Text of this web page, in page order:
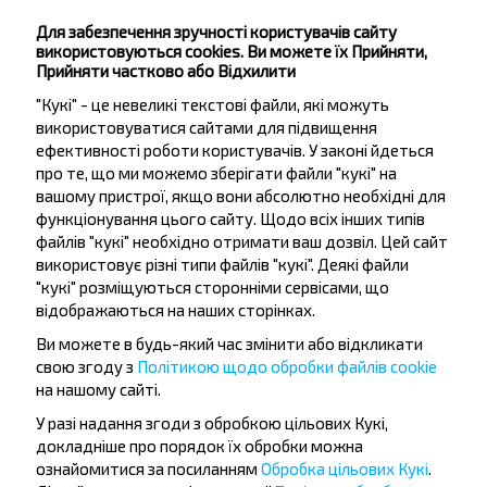
Новые Пески
Контора
Старые Пески(Заслонова)
Старые Пески(Чапаева)
Магазин
Старые Пески-1
Бажаєте
подорожувати
дешевше?
Для забезпечення зручності користувачів сайту
використовуються cookies. Ви можете їх Прийняти,
Прийняти частково або Відхилити
"Кукі" - це невеликі текстові файли, які можуть
використовуватися сайтами для підвищення
ефективності роботи користувачів. У законі йдеться
про те, що ми можемо зберігати файли "кукі" на
вашому пристрої, якщо вони абсолютно необхідні для
функціонування цього сайту. Щодо всіх інших типів
файлів "кукі" необхідно отримати ваш дозвіл. Цей сайт
використовує різні типи файлів "кукі". Деякі файли
"кукі" розміщуються сторонніми сервісами, що
відображаються на наших сторінках.
Ви можете в будь-який час змінити або відкликати
свою згоду з Політикою щодо обробки файлів cookie
на нашому сайті.
У разі надання згоди з обробкою цільових Кукі,
докладніше про порядок їх обробки можна
ознайомитися за посиланням Обробка цільових Кукі.